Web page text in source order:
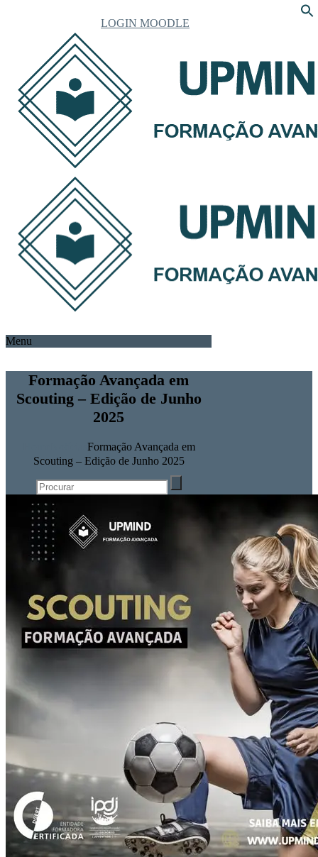
LOGIN MOODLE
Menu
Formação Avançada em
Scouting – Edição de Junho
2025
Formação Avançada em
Scouting – Edição de Junho 2025